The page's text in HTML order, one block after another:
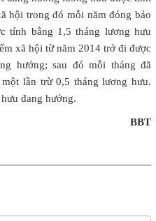
hội trong đó mỗi năm đóng bảo
tính bằng 1,5 tháng lương hưu
xã hội từ năm 2014 trở đi được
hưởng; sau đó mỗi tháng đã
lần trừ 0,5 tháng lương hưu.
đang hưởng.
BBT